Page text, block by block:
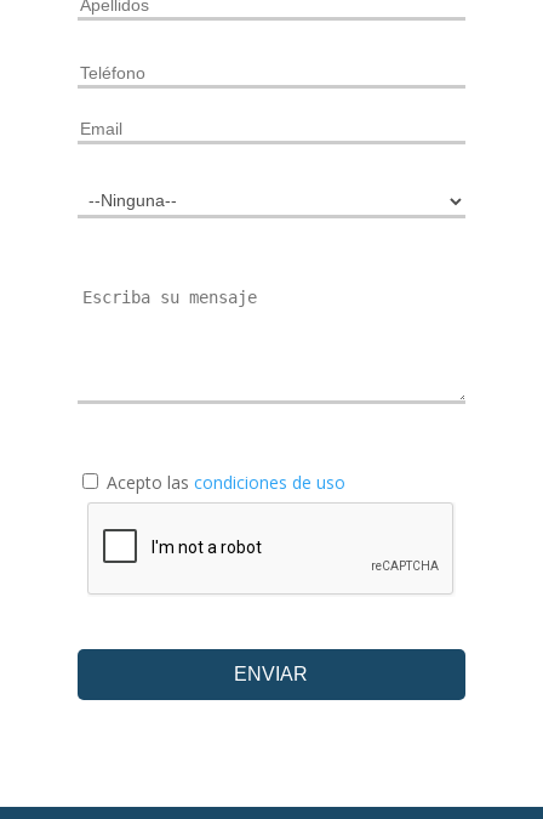
Acepto las condiciones de uso